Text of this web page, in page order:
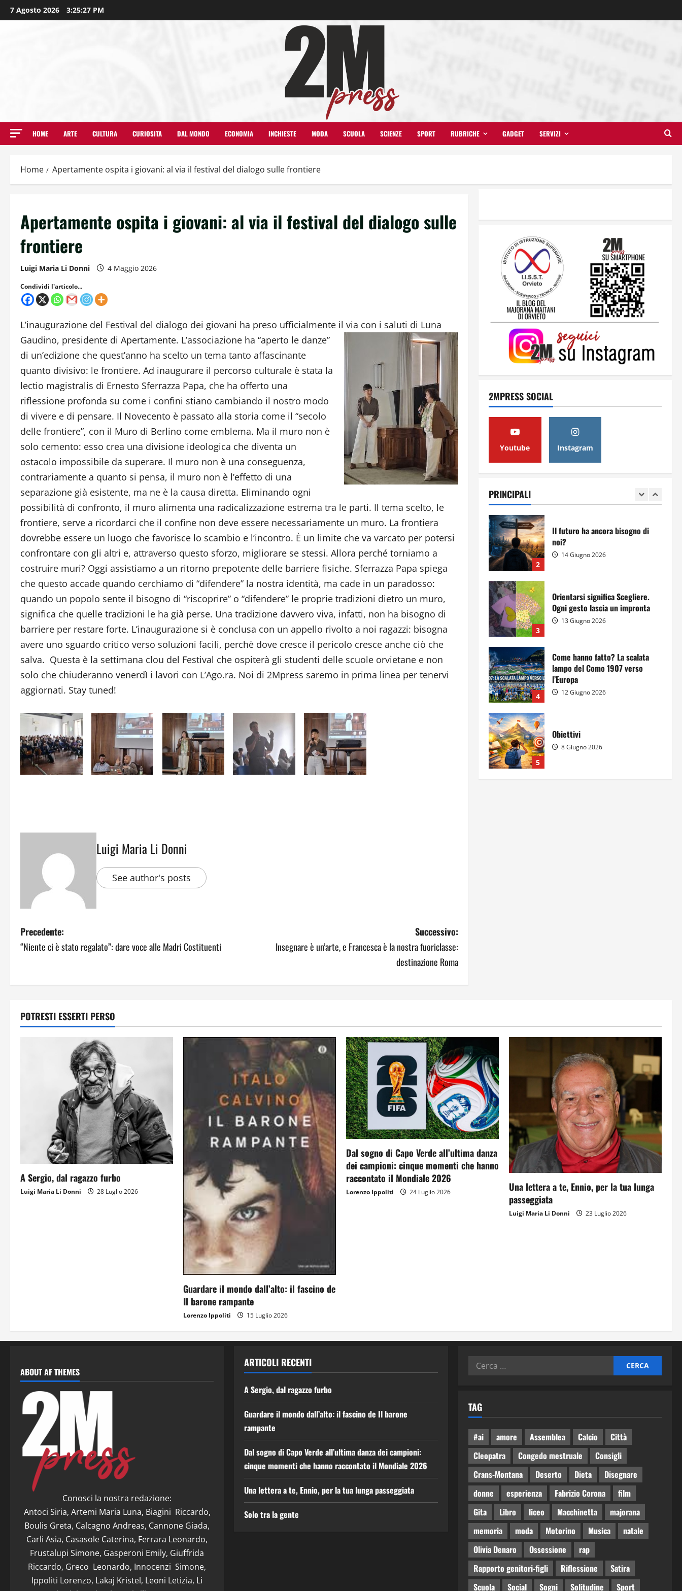
7 Agosto 2026 3:25:28 PM
HOME ARTE CULTURA CURIOSITA DAL MONDO ECONOMIA INCHIESTE MODA SCUOLA SCIENZE SPORT RUBRICHE GADGET SERVIZI
Home Apertamente ospita i giovani: al via il festival del dialogo sulle frontiere
Apertamente ospita i giovani: al via il festival del dialogo sulle
frontiere
Luigi Maria Li Donni 4 Maggio 2026
Condividi l'articolo...
L’inaugurazione del Festival del dialogo dei giovani ha preso ufficialmente il via con i saluti di Luna
Gaudino, presidente di Apertamente. L’associazione ha “aperto le danze”
di un’edizione che quest’anno ha scelto un tema tanto affascinante
quanto divisivo: le frontiere. Ad inaugurare il percorso culturale è stata la
lectio magistralis di Ernesto Sferrazza Papa, che ha offerto una
riflessione profonda su come i confini stiano cambiando il nostro modo
di vivere e di pensare. Il Novecento è passato alla storia come il “secolo
delle frontiere”, con il Muro di Berlino come emblema. Ma il muro non è
solo cemento: esso crea una divisione ideologica che diventa un
ostacolo impossibile da superare. Il muro non è una conseguenza,
contrariamente a quanto si pensa, il muro non è l’effetto di una
separazione già esistente, ma ne è la causa diretta. Eliminando ogni
possibilità di confronto, il muro alimenta una radicalizzazione estrema tra le parti. Il tema scelto, le
frontiere, serve a ricordarci che il confine non deve essere necessariamente un muro. La frontiera
dovrebbe essere un luogo che favorisce lo scambio e l’incontro. È un limite che va varcato per potersi
confrontare con gli altri e, attraverso questo sforzo, migliorare se stessi. Allora perché torniamo a
costruire muri? Oggi assistiamo a un ritorno prepotente delle barriere fisiche. Sferrazza Papa spiega
che questo accade quando cerchiamo di “difendere” la nostra identità, ma cade in un paradosso:
quando un popolo sente il bisogno di “riscoprire” o “difendere” le proprie tradizioni dietro un muro,
significa che quelle tradizioni le ha già perse. Una tradizione davvero viva, infatti, non ha bisogno di
barriere per restare forte. L’inaugurazione si è conclusa con un appello rivolto a noi ragazzi: bisogna
avere uno sguardo critico verso soluzioni facili, perchè dove cresce il pericolo cresce anche ciò che
salva. Questa è la settimana clou del Festival che ospiterà gli studenti delle scuole orvietane e non
solo che chiuderanno venerdì i lavori con L’Ago.ra. Noi di 2Mpress saremo in prima linea per tenervi
aggiornati. Stay tuned!
Luigi Maria Li Donni
See author's posts
Precedente:
“Niente ci è stato regalato”: dare voce alle Madri Costituenti
Successivo:
Insegnare è un’arte, e Francesca è la nostra fuoriclasse:
destinazione Roma
2MPRESS SOCIAL
Youtube Instagram
PRINCIPALI
2
3
Orientarsi significa Scegliere.
Ogni gesto lascia un impronta
13 Giugno 2026
4
lampo del Como 1907 verso
l’Europa
12 Giugno 2026
Obiettivi
8 Giugno 2026
il Majorana-Maitani al Festival
2
Il futuro ha ancora bisogno di
noi?
14 Giugno 2026
3
Orientarsi significa Scegliere.
Ogni gesto lascia un impronta
13 Giugno 2026
4
Come hanno fatto? La scalata
lampo del Como 1907 verso
l’Europa
12 Giugno 2026
5
Obiettivi
8 Giugno 2026
4
Obiettivi
8 Giugno 2026
POTRESTI ESSERTI PERSO
A Sergio, dal ragazzo furbo
Luigi Maria Li Donni 28 Luglio 2026
Guardare il mondo dall’alto: il fascino de
Il barone rampante
Lorenzo Ippoliti 15 Luglio 2026
Dal sogno di Capo Verde all’ultima danza
dei campioni: cinque momenti che hanno
raccontato il Mondiale 2026
Lorenzo Ippoliti 24 Luglio 2026
Una lettera a te, Ennio, per la tua lunga
passeggiata
Luigi Maria Li Donni 23 Luglio 2026
ABOUT AF THEMES
Conosci la nostra redazione:
Antoci Siria, Artemi Maria Luna, Biagini Riccardo,
Boulis Greta, Calcagno Andreas, Cannone Giada,
Carli Asia, Casasole Caterina, Ferrara Leonardo,
Frustalupi Simone, Gasperoni Emily, Giuffrida
Riccardo, Greco Leonardo, Innocenzi Simone,
Ippoliti Lorenzo, Lakaj Kristel, Leoni Letizia, Li
ARTICOLI RECENTI
A Sergio, dal ragazzo furbo
Guardare il mondo dall’alto: il fascino de Il barone
rampante
Dal sogno di Capo Verde all’ultima danza dei campioni:
cinque momenti che hanno raccontato il Mondiale 2026
Una lettera a te, Ennio, per la tua lunga passeggiata
Solo tra la gente
TAG
#ai amore Assemblea Calcio
Città
Cleopatra
Congedo mestruale
Consigli
Crans-Montana
Deserto Dieta
Disegnare
donne
esperienza Fabrizio Corona
film
Gita
Libro liceo Macchinetta
majorana
memoria
moda Motorino Musica
natale
Olivia Denaro
Ossessione
rap
Rapporto genitori-figli
Riflessione
Satira
Scuola
Social Sogni Solitudine Sport